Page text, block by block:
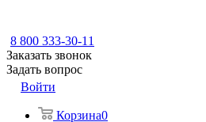
8 800 333-30-11
Заказать звонок
Задать вопрос
Войти
Корзина0